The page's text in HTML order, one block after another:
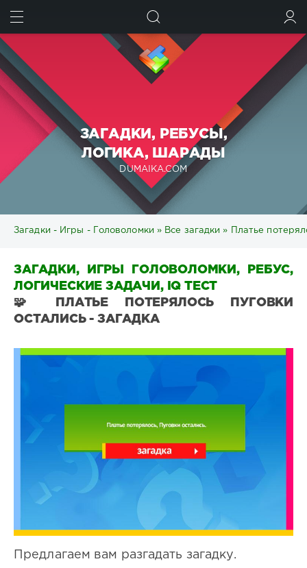
ЗАГАДКИ, РЕБУСЫ,
ЛОГИКА, ШАРАДЫ
DUMAIKA.COM
Загадки - Игры - Головоломки » Все загадки » Платье
ЗАГАДКИ, ИГРЫ ГОЛОВОЛОМКИ, РЕБУС,
ЛОГИЧЕСКИЕ ЗАДАЧИ, IQ ТЕСТ
🧩 ПЛАТЬЕ ПОТЕРЯЛОСЬ ПУГОВКИ
ОСТАЛИСЬ - ЗАГАДКА
Предлагаем вам разгадать загадку.